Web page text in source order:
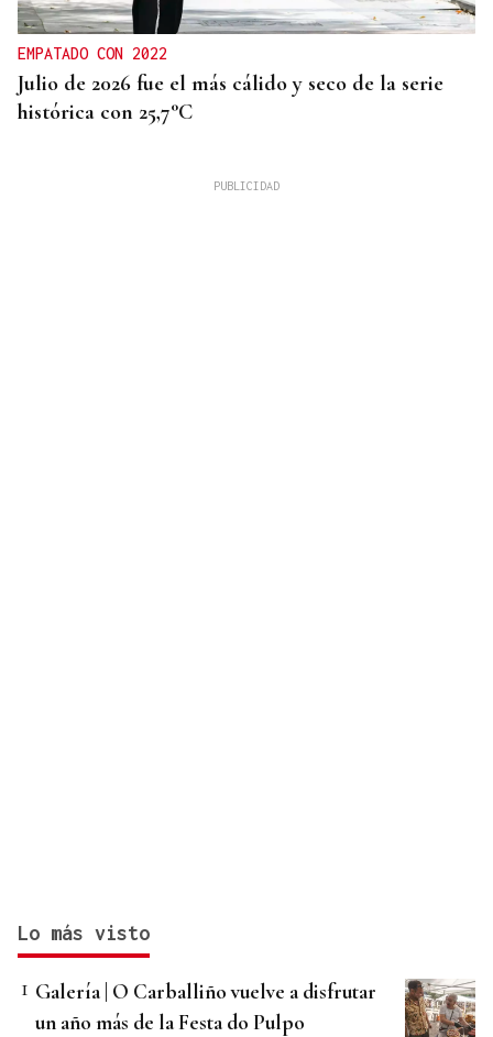
EMPATADO CON 2022
Julio de 2026 fue el más cálido y seco de la serie
histórica con 25,7°C
Lo más visto
Galería | O Carballiño vuelve a disfrutar
un año más de la Festa do Pulpo